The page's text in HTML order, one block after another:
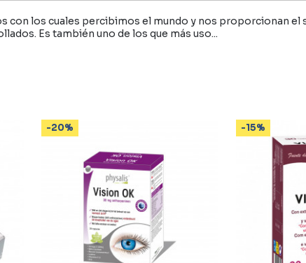
con los cuales percibimos el mundo y nos proporcionan el
Es también uno de los que más uso...
-20% -15%